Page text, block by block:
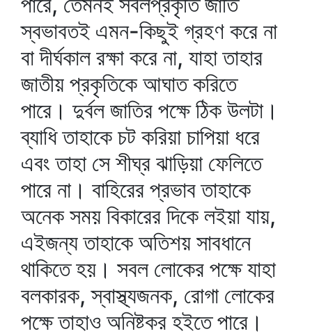
স্বভাবতই এমন-কিছুই গ্রহণ করে না
বা দীর্ঘকাল রক্ষা করে না, যাহা তাহার
জাতীয় প্রকৃতিকে আঘাত করিতে
পারে। দুর্বল জাতির পক্ষে ঠিক উলটা।
ব্যাধি তাহাকে চট করিয়া চাপিয়া ধরে
এবং তাহা সে শীঘ্র ঝাড়িয়া ফেলিতে
পারে না। বাহিরের প্রভাব তাহাকে
অনেক সময় বিকারের দিকে লইয়া যায়,
এইজন্য তাহাকে অতিশয় সাবধানে
থাকিতে হয়। সবল লোকের পক্ষে যাহা
বলকারক, স্বাস্থ্যজনক, রোগা লোকের
পক্ষে তাহাও অনিষ্টকর হইতে পারে।